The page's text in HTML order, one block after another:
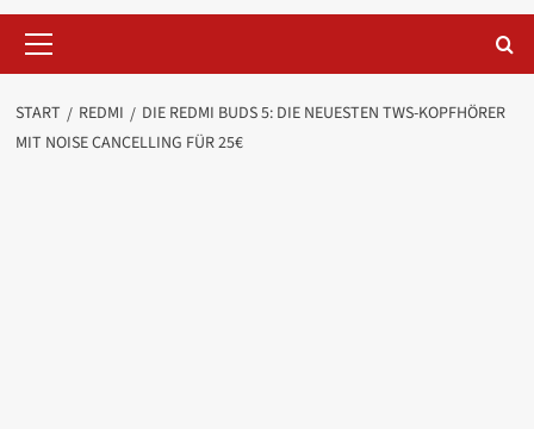
Menü
START REDMI
DIE REDMI BUDS 5: DIE NEUESTEN TWS-KOPFHÖRER
MIT NOISE CANCELLING FÜR 25€